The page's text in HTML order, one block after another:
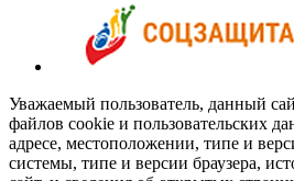
Уважаемый пользователь, данный
файлов cookie и пользовательских
адресе, местоположении, типе и
системы, типе и версии браузера,